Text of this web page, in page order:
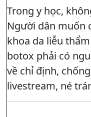
Trong y học,
Người dân muốn
khoa da liễu
botox phải có
về chỉ định,
livestream, né